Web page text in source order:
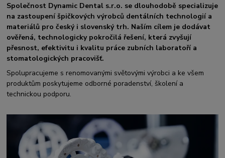
Společnost Dynamic Dental s.r.o. se dlouhodobě specializuje
na zastoupení špičkových výrobců dentálních technologií a
materiálů pro český i slovenský trh. Naším cílem je dodávat
ověřená, technologicky pokročilá řešení, která zvyšují
přesnost, efektivitu i kvalitu práce zubních laboratoří a
stomatologických pracovišť.
Spolupracujeme s renomovanými světovými výrobci a ke všem
produktům poskytujeme odborné poradenství, školení a
technickou podporu.